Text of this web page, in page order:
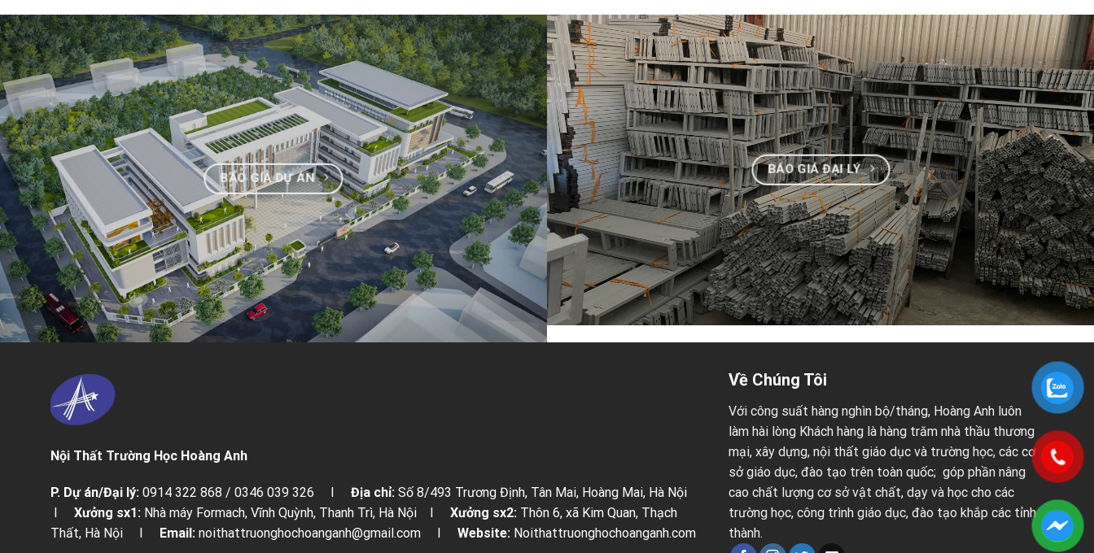
BÁO GIÁ DỰ ÁN
BÁO GIÁ ĐẠI LÝ
Nội Thất Trường Học Hoàng Anh
P. Dự án/Đại lý: 0914 322 868 / 0346 039 326 I Địa chỉ: Số 8/493 Trương Định, Tân Mai, Hoàng Mai, Hà Nội
Xưởng sx1: Nhà máy Formach, Vĩnh Quỳnh, Thanh Trì, Hà Nội I Xưởng sx2: Thôn 6, xã Kim Quan, Thạch
Thất, Hà Nội I
Email: noithattruonghochoanganh@gmail.com I Website: Noithattruonghochoanganh.com
Về Chúng Tôi
Với công suất hàng nghìn bộ/tháng, Hoàng Anh luôn
làm hài lòng Khách hàng là hàng trăm nhà thầu thương
mại, xây dựng, nội thất giáo dục và trường học, các cơ
sở giáo dục, đào tạo trên toàn quốc; góp phần nâng
cao chất lượng cơ sở vật chất, dạy và học cho các
trường học, công trình giáo dục, đào tạo khắp các tỉnh
thành.